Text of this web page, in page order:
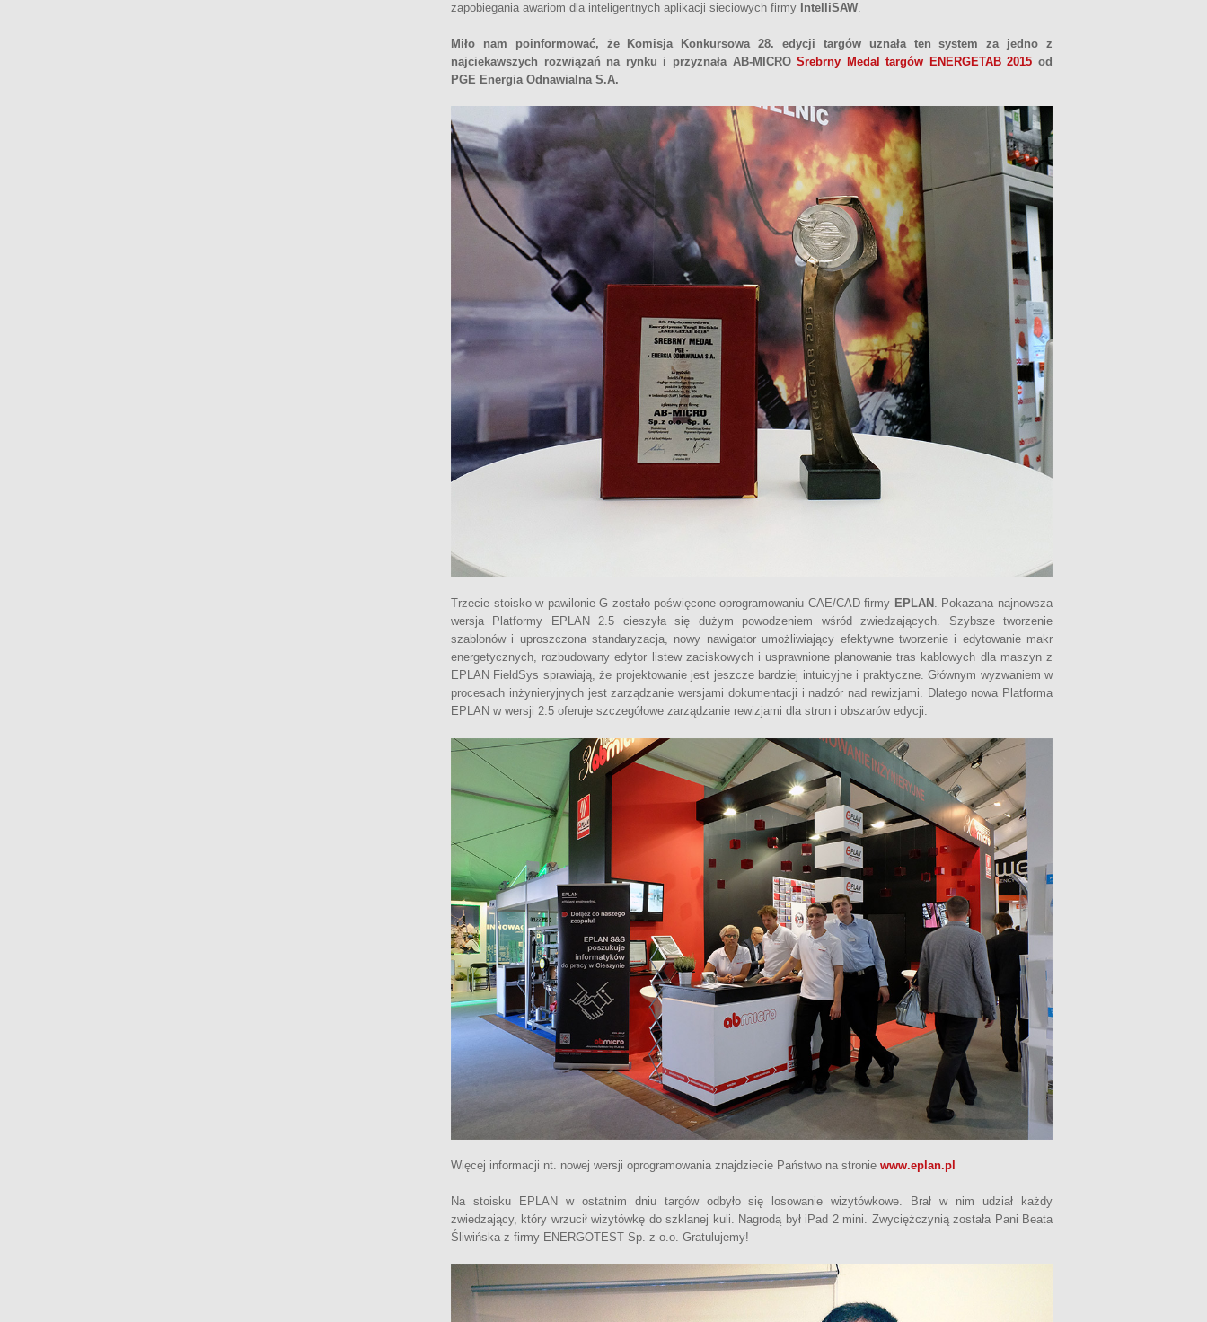
zapobiegania awariom dla inteligentnych aplikacji sieciowych firmy IntelliSAW.
Miło nam poinformować, że Komisja Konkursowa 28. edycji targów uznała ten system za jedno z
najciekawszych rozwiązań na rynku i przyznała AB-MICROSrebrny Medal targów ENERGETAB 2015 od
PGE Energia Odnawialna S.A.
Trzecie stoisko w pawilonie G zostało poświęcone oprogramowaniu CAE/CAD firmy EPLAN . Pokazana najnowsza
wersja Platformy EPLAN 2.5 cieszyła się dużym powodzeniem wśród zwiedzających. Szybsze tworzenie
szablonów i uproszczona standaryzacja, nowy nawigator umożliwiający efektywne tworzenie i edytowanie makr
energetycznych, rozbudowany edytor listew zaciskowych i usprawnione planowanie tras kablowych dla maszyn z
EPLAN FieldSys sprawiają, że projektowanie jest jeszcze bardziej intuicyjne i praktyczne. Głównym wyzwaniem w
procesach inżynieryjnych jest zarządzanie wersjami dokumentacji i nadzór nad rewizjami. Dlatego nowa Platforma
EPLAN w wersji 2.5 oferuje szczegółowe zarządzanie rewizjami dla stron i obszarów edycji.
Więcej informacji nt. nowej wersji oprogramowania znajdziecie Państwo na stronie www.eplan.pl
Na stoisku EPLAN w ostatnim dniu targów odbyło się losowanie wizytówkowe. Brał w nim udział każdy
zwiedzający, który wrzucił wizytówkę do szklanej kuli. Nagrodą był iPad 2 mini. Zwyciężczynią została Pani Beata
Śliwińska z firmy ENERGOTEST Sp. z o.o. Gratulujemy!